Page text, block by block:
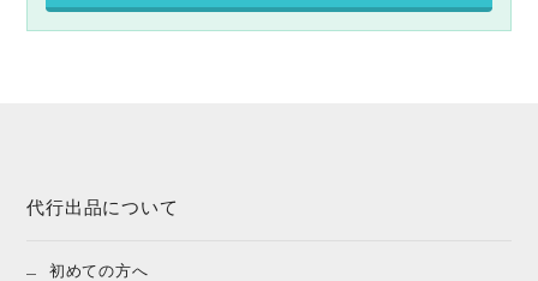
代行出品について
初めての方へ